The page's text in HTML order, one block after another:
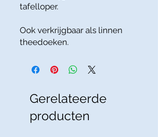
tafelloper.
Ook verkrijgbaar als linnen
theedoeken.
Gerelateerde
producten